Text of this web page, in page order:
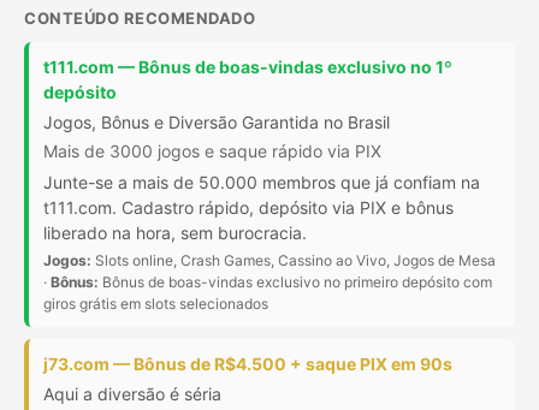
CONTEÚDO RECOMENDADO
t111.com — Bônus de boas-vindas exclusivo no 1º
depósito
Jogos, Bônus e Diversão Garantida no Brasil
Mais de 3000 jogos e saque rápido via PIX
Junte-se a mais de 50.000 membros que já confiam na
t111.com. Cadastro rápido, depósito via PIX e bônus
liberado na hora, sem burocracia.
Jogos: Slots online, Crash Games, Cassino ao Vivo, Jogos de Mesa
· Bônus: Bônus de boas-vindas exclusivo no primeiro depósito com
giros grátis em slots selecionados
j73.com — Bônus de R$4.500 + saque PIX em 90s
Aqui a diversão é séria